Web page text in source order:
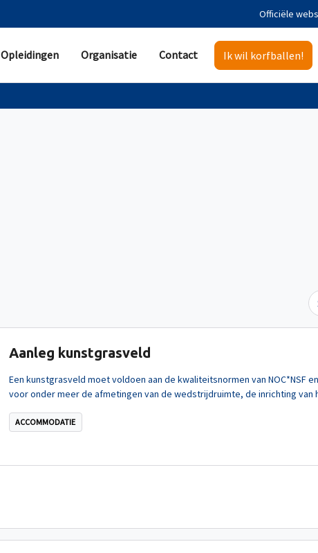
Officiële
Opleidingen Organisatie Contact Ik wil korfballen!
Aanleg kunstgrasveld
Een kunstgrasveld moet voldoen aan de kwaliteitsnormen van NOC*NSF
voor onder meer de afmetingen van de wedstrijdruimte, de inrichting van
ACCOMMODATIE